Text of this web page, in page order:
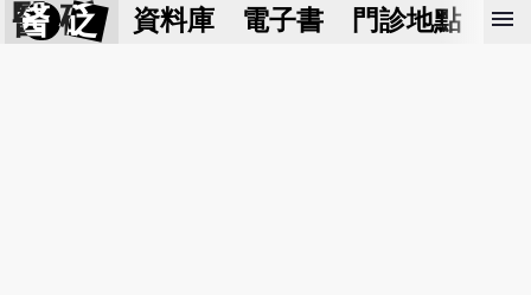
醫 砭 資料庫 電子書 門診地點 預
menu